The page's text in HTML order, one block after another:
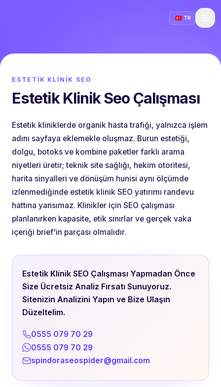
TR
ESTETIK KLINIK SEO
Estetik Klinik Seo Çalışması
Estetik kliniklerde organik hasta trafiği, yalnızca işlem
adını sayfaya eklemekle oluşmaz. Burun estetiği,
dolgu, botoks ve kombine paketler farklı arama
niyetleri üretir; teknik site sağlığı, hekim otoritesi,
harita sinyalleri ve dönüşüm hunisi aynı ölçümde
izlenmediğinde estetik klinik SEO yatırımı randevu
hattına yansımaz. Klinikler için SEO çalışması
planlanırken kapasite, etik sınırlar ve gerçek vaka
içeriği brief'in parçası olmalıdır.
Estetik Klinik SEO Çalışması Yapmadan Önce
Size Ücretsiz Analiz Fırsatı Sunuyoruz.
Sitenizin Analizini Yapın ve Bize Ulaşın
Düzeltelim.
0555 079 70 29
0555 079 70 29
spindoraseospider@gmail.com